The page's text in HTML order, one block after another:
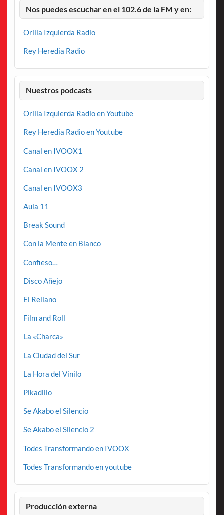
Nos puedes escuchar en el 102.6 de la FM y en:
Orilla Izquierda Radio
Rey Heredia Radio
Nuestros podcasts
Orilla Izquierda Radio en Youtube
Rey Heredia Radio en Youtube
Canal en IVOOX1
Canal en IVOOX 2
Canal en IVOOX3
Aula 11
Break Sound
Con la Mente en Blanco
Confieso…
Disco Añejo
El Rellano
Film and Roll
La «Charca»
La Ciudad del Sur
La Hora del Vinilo
Pikadillo
Se Akabo el Silencio
Se Akabo el Silencio 2
Todes Transformando en IVOOX
Todes Transformando en youtube
Producción externa